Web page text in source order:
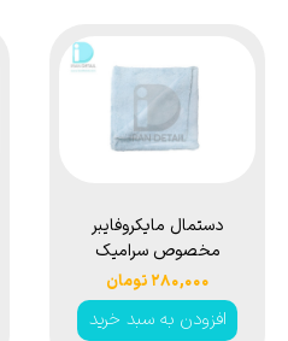
دستمال مایکروفایبر
مخصوص سرامیک
50*35 هامبر مدل
Humber
Microfiber Towel
۲۸۰,۰۰۰ تومان
افزودن به سبد خرید